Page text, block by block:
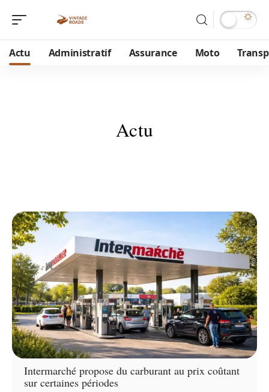
Actu Administratif Assurance Moto
Actu
Intermarché propose du carburant au prix coûtant
sur certaines périodes